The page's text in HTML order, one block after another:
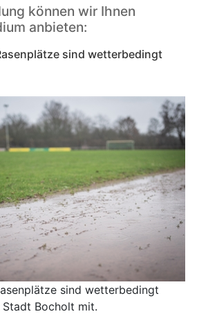
können wir Ihnen
anbieten:
sind wetterbedingt
sind wetterbedingt
Bocholt mit.